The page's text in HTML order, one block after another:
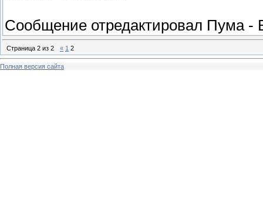
Сообщение отредактировал Пума-
Страница 2 из 2 « 1 2
Полная версия сайта